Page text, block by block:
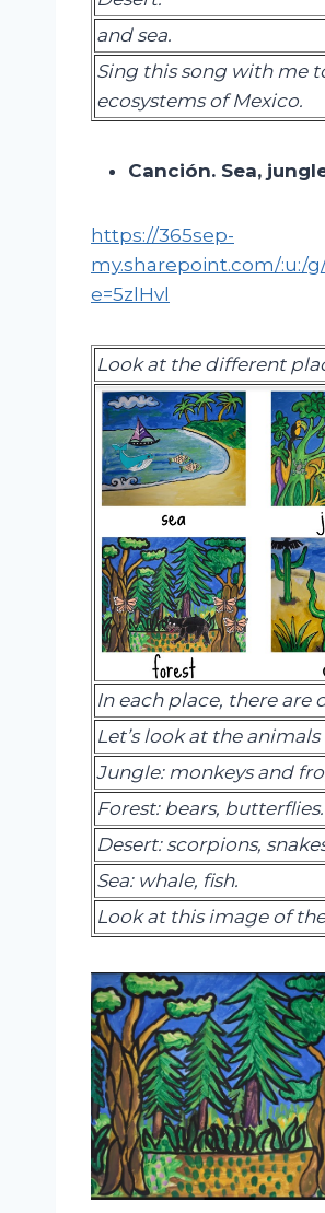
and sea.
Sing this song with me
ecosystems of Mexico.
Canción. Sea,
https://365sep-
my.sharepoint.com/:u:/
e=5zlHvl
Look at the different
In each place, there are
Let’s look at the
Jungle: monkeysand
Forest: bears, butterflies.
Desert: scorpions,
Sea: whale, fish.
Look at this image of